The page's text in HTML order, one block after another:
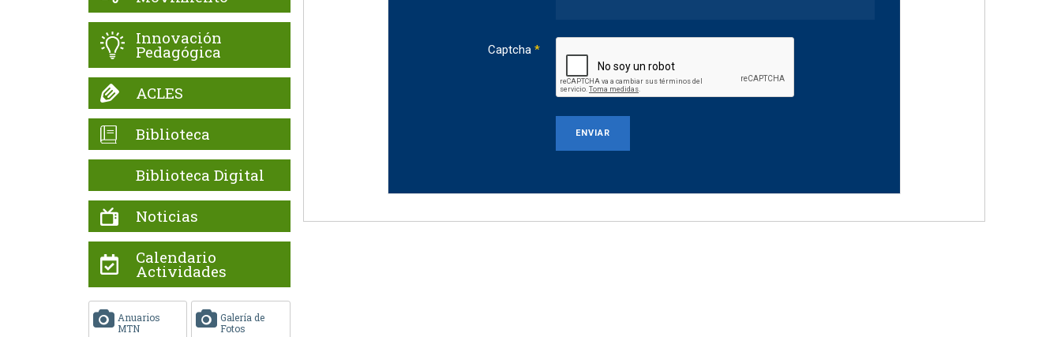
Captcha *
ENVIAR
Innovación
Pedagógica
ACLES
Biblioteca
Biblioteca Digital
Noticias
Calendario
Actividades
Anuarios
MTN
Galería de
Fotos